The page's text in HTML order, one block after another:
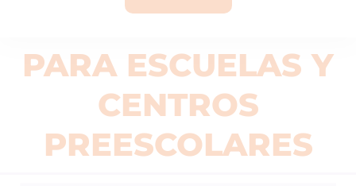
PARA ESCUELAS Y
CENTROS
PREESCOLARES